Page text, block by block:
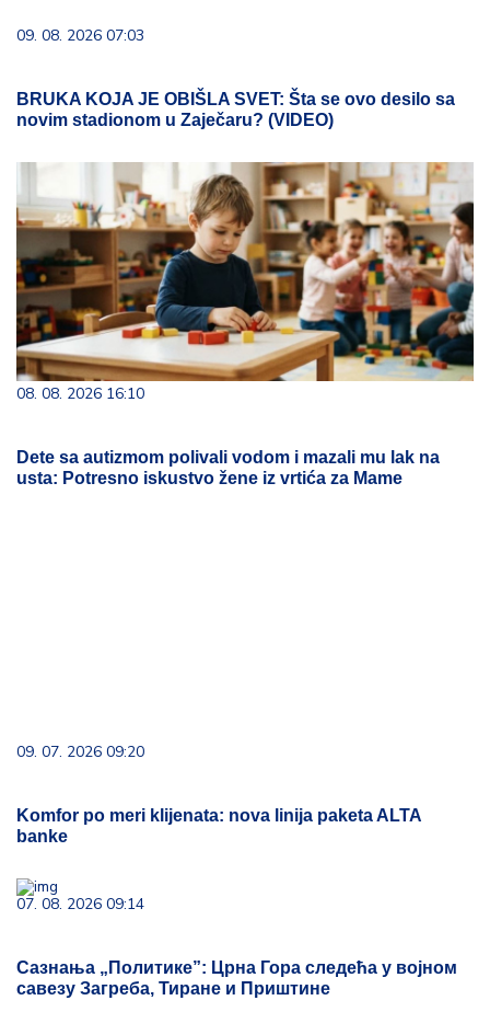
09. 08. 2026 07:03
BRUKA KOJA JE OBIŠLA SVET: Šta se ovo desilo sa
novim stadionom u Zaječaru? (VIDEO)
08. 08. 2026 16:10
Dete sa autizmom polivali vodom i mazali mu lak na
usta: Potresno iskustvo žene iz vrtića za Mame
09. 07. 2026 09:20
Komfor po meri klijenata: nova linija paketa ALTA
banke
07. 08. 2026 09:14
Сазнања „Политике”: Црна Гора следећа у војном
савезу Загреба, Тиране и Приштине